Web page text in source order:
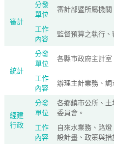
審計
分發
單位
審計部暨所屬機關
工作
內容
監督預算之執行、
統計
分發
單位
各縣市政府主計室
工作
內容
辦理主計業務、調
經建
行政
分發
單位
各鄉鎮市公所、
委員會。
工作
內容
自來水業務、路
設計畫、政策與措